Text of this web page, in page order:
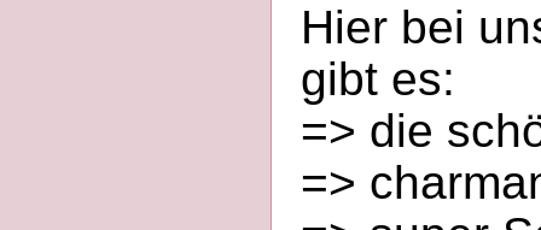
Hier bei
gibt es:
=> die
=>